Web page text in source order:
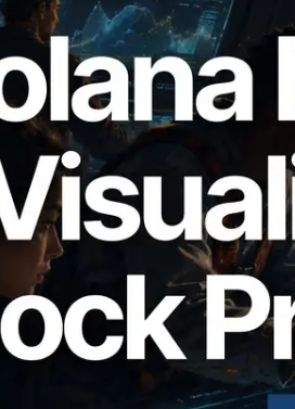
lanza el Solana Block
del tiempo de
por slot y del